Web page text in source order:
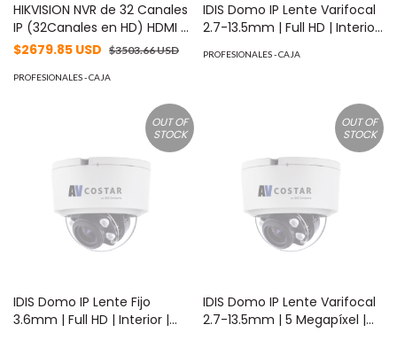
HIKVISION NVR de 32 Canales
IP (32Canales en HD) HDMI /
VGA, H264+, 1 Canal de
No incluye disco duro ni
$2679.85 USD $3503.66 USD
PROFESIONALES - CAJA
IDIS Domo IP Lente Varifocal
2.7-13.5mm | Full HD | Interior
120 dB WDR | I/O Audio Y
Cruce de línea | Intrusión |
Merodeo | NDAA MOD:
PROFESIONALES - CAJA
OUT OF
STOCK
IDIS Domo IP Lente Fijo
3.6mm | Full HD | Interior |
OUT OF
STOCK
IDIS Domo IP Lente Varifocal
2.7-13.5mm | 5 Megapíxel |